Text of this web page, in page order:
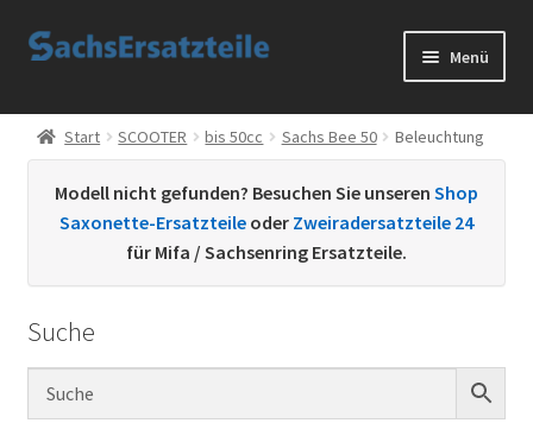
Zur
Zum
Menü
Start
Kontakt
Start SCOOTER bis 50cc Sachs Bee 50 Beleuchtung
Modell nicht gefunden? Besuchen Sie unseren Shop
Saxonette-Ersatzteile oder Zweiradersatzteile 24
für Mifa / Sachsenring Ersatzteile.
Suche